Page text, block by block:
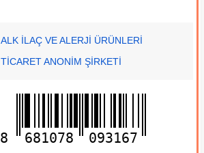
ALK İLAÇ VE ALERJİ ÜRÜNLERİ
TİCARET ANONİM ŞİRKETİ
8 681078 093167